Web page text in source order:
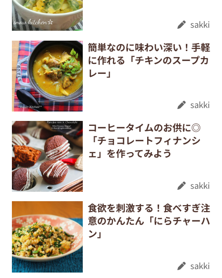
sakki
簡単なのに味わい深い！手軽
に作れる「チキンのスープカ
レー」
sakki
コーヒータイムのお供に◎
「チョコレートフィナンシ
ェ」を作ってみよう
sakki
食欲を刺激する！食べすぎ注
意のかんたん「にらチャーハ
ン」
sakki